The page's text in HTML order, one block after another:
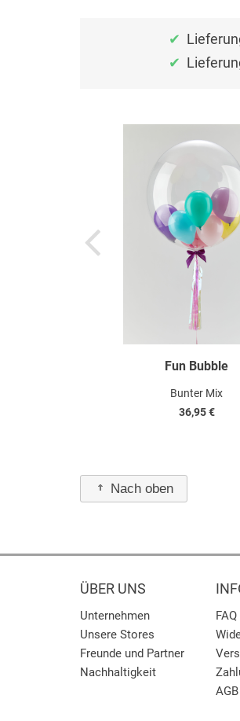
Fun Bubble
Bunter Mix
36,95 €
Nach oben
ÜBER UNS
Unternehmen
Unsere Stores
Freunde und Partner
Nachhaltigkeit
FAQ
AGB